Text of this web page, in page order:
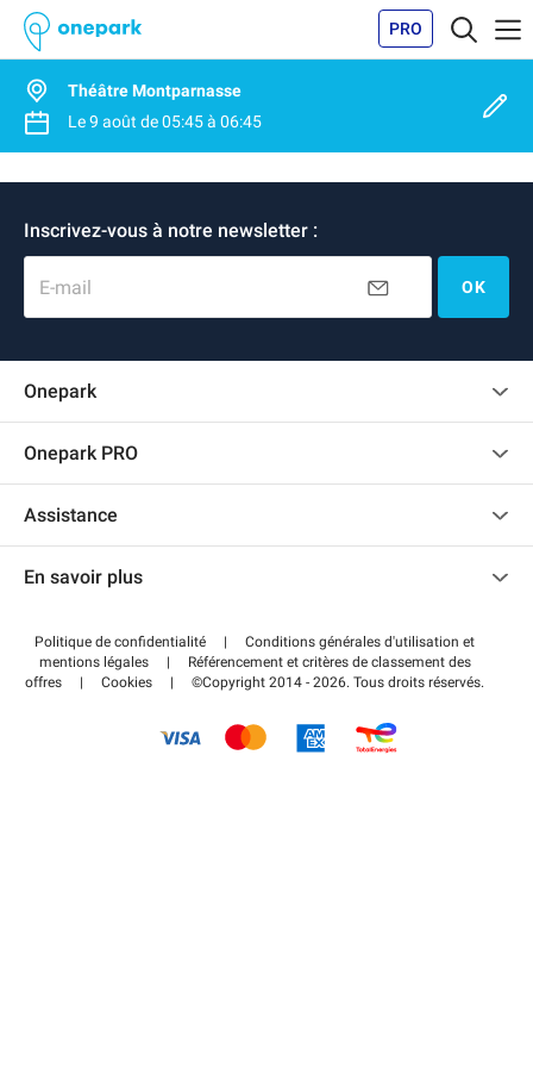
PRO
Théâtre Montparnasse
Le9 août de05:45à 06:45
Inscrivez-vous à notre newsletter :
E-mail OK
Onepark
Recrutement
Onepark PRO
Accéder à mon espace partenaire
Assistance
Centre d'aide
Régler votre stationnement FLOW
En savoir plus
Wiki
Guide du stationnement
Politique de confidentialité |
Conditions générales d'utilisation et
mentions légales
|
Référencement et critères de classement des
offres
| Cookies | ©Copyright 2014 - 2026. Tous droits réservés.